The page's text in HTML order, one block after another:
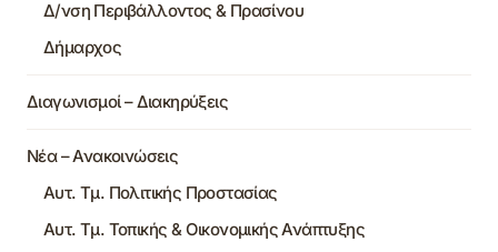
Δ/νση Περιβάλλοντος & Πρασίνου
Δήμαρχος
Διαγωνισμοί – Διακηρύξεις
Νέα – Ανακοινώσεις
Αυτ. Τμ. Πολιτικής Προστασίας
Αυτ. Τμ. Τοπικής & Οικονομικής Ανάπτυξης